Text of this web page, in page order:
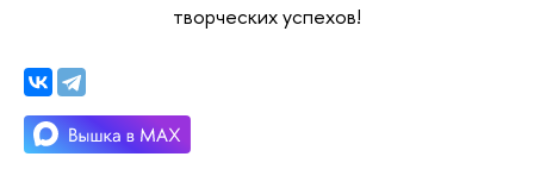
творческих успехов!